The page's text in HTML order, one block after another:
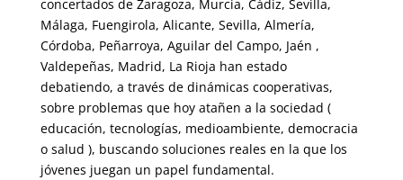
concertados de Zaragoza, Murcia, Cádiz, Sevilla,
Málaga, Fuengirola, Alicante, Sevilla, Almería,
Córdoba, Peñarroya, Aguilar del Campo, Jaén ,
Valdepeñas, Madrid, La Rioja han estado
debatiendo, a través de dinámicas cooperativas,
sobre problemas que hoy atañen a la sociedad (
educación, tecnologías, medioambiente, democracia
o salud ), buscando soluciones reales en la que los
jóvenes juegan un papel fundamental.